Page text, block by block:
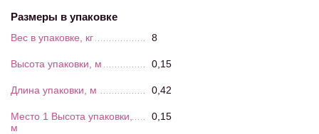
Размеры в упаковке
Вес в упаковке, кг 8
Высота упаковки, м 0,15
Длина упаковки, м 0,42
Место 1 Высота упаковки,
м
0,15